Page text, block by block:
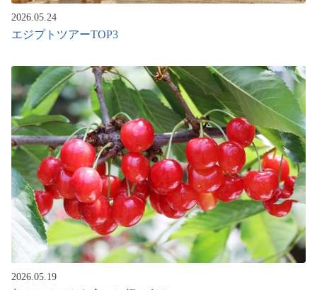
2026.05.24
エジプトツアーTOP3
2026.05.19